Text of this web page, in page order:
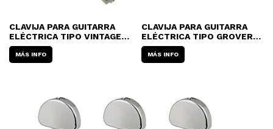
CLAVIJA PARA GUITARRA
ELÉCTRICA TIPO VINTAGE
FENDER ORIGINAL
TELECASTER 099-2040-
000 (JUEGO)
MÁS INFO
CLAVIJA PARA GUITARRA
ELÉCTRICA TIPO GROVER
MATRIX DJ-235C - 6 LINEA
(JUEGO)
MÁS INFO